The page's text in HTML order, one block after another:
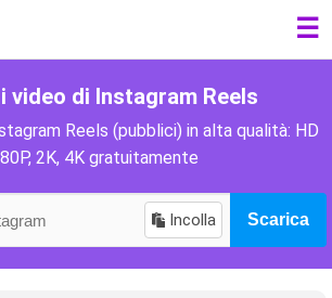
☰
video di Instagram Reels
Reels (pubblici) in alta qualità: HD
2K, 4K gratuitamente
Incolla Scarica